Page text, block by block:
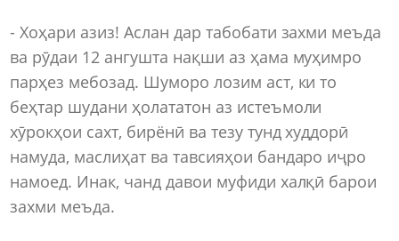
- Хоҳари азиз! Аслан дар табобати захми меъда
ва рӯдаи 12 ангушта нақши аз ҳама муҳимро
парҳез мебозад. Шуморо лозим аст, ки то
беҳтар шудани ҳолататон аз истеъмоли
хӯрокҳои сахт, бирёнӣ ва тезу тунд худдорӣ
намуда, маслиҳат ва тавсияҳои бандаро иҷро
намоед. Инак, чанд давои муфиди халқӣ барои
захми меъда.